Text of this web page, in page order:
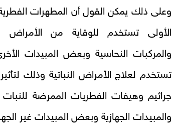
وعلى ذلك يمكن القول أن المطهرات
الأولى تستخدم للوقاية من الأمراض
والمركبات النحاسية وبعض المبيدات الأخرى
تستخدم لعلاج الأمراض النباتية وذلك
جراثيم وهيفات الفطريات الممرضة
والمبيدات الجهازية وبعض المبيدات غير